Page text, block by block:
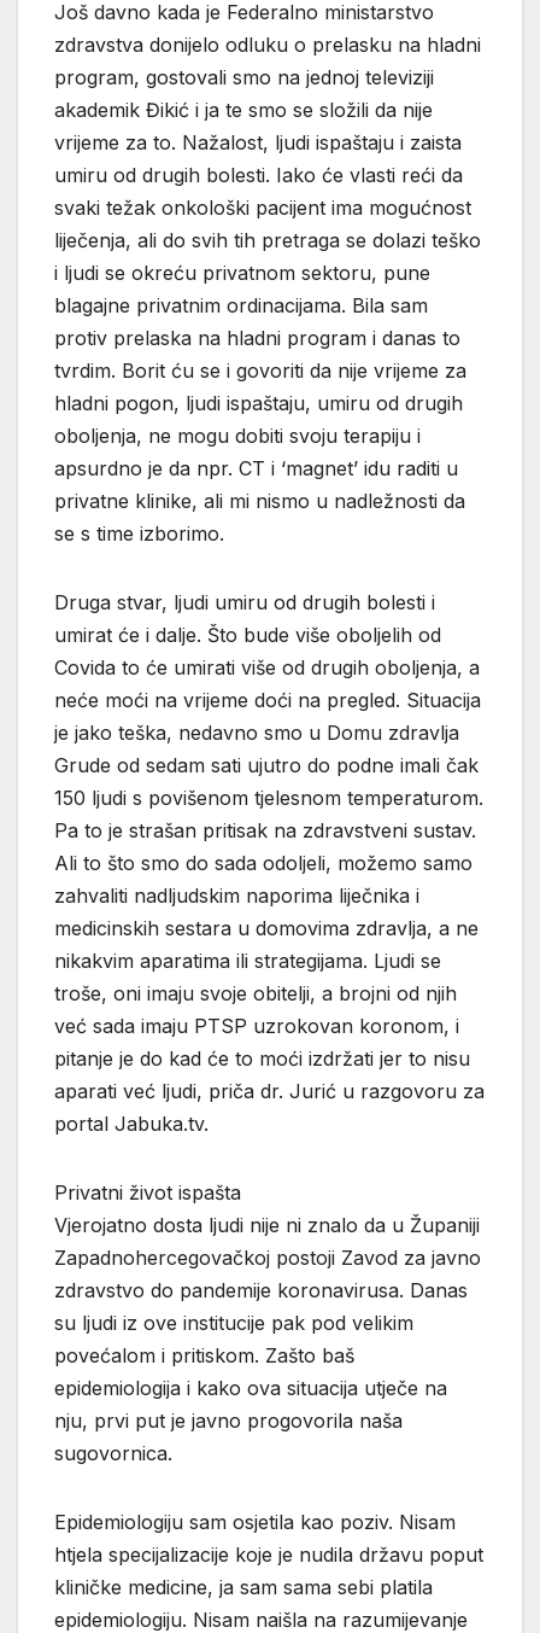
Još davno kada je Federalno ministarstvo
zdravstva donijelo odluku o prelasku na hladni
program, gostovali smo na jednoj televiziji
akademik Đikić i ja te smo se složili da nije
vrijeme za to. Nažalost, ljudi ispaštaju i zaista
umiru od drugih bolesti. Iako će vlasti reći da
svaki težak onkološki pacijent ima mogućnost
liječenja, ali do svih tih pretraga se dolazi teško
i ljudi se okreću privatnom sektoru, pune
blagajne privatnim ordinacijama. Bila sam
protiv prelaska na hladni program i danas to
tvrdim. Borit ću se i govoriti da nije vrijeme za
hladni pogon, ljudi ispaštaju, umiru od drugih
oboljenja, ne mogu dobiti svoju terapiju i
apsurdno je da npr. CT i ‘magnet’ idu raditi u
privatne klinike, ali mi nismo u nadležnosti da
se s time izborimo.
Druga stvar, ljudi umiru od drugih bolesti i
umirat će i dalje. Što bude više oboljelih od
Covida to će umirati više od drugih oboljenja, a
neće moći na vrijeme doći na pregled. Situacija
je jako teška, nedavno smo u Domu zdravlja
Grude od sedam sati ujutro do podne imali čak
150 ljudi s povišenom tjelesnom temperaturom.
Pa to je strašan pritisak na zdravstveni sustav.
Ali to što smo do sada odoljeli, možemo samo
zahvaliti nadljudskim naporima liječnika i
medicinskih sestara u domovima zdravlja, a ne
nikakvim aparatima ili strategijama. Ljudi se
troše, oni imaju svoje obitelji, a brojni od njih
već sada imaju PTSP uzrokovan koronom, i
pitanje je do kad će to moći izdržati jer to nisu
aparati već ljudi, priča dr. Jurić u razgovoru za
portal Jabuka.tv.
Privatni život ispašta
Vjerojatno dosta ljudi nije ni znalo da u Županiji
Zapadnohercegovačkoj postoji Zavod za javno
zdravstvo do pandemije koronavirusa. Danas
su ljudi iz ove institucije pak pod velikim
povećalom i pritiskom. Zašto baš
epidemiologija i kako ova situacija utječe na
nju, prvi put je javno progovorila naša
sugovornica.
Epidemiologiju sam osjetila kao poziv. Nisam
htjela specijalizacije koje je nudila državu poput
kliničke medicine, ja sam sama sebi platila
epidemiologiju. Nisam naišla na razumijevanje